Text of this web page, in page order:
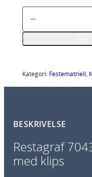
R
3
6
r
i
m
Kategori: Festematriell,
BESKRIVELSE
Restagraf
med klips